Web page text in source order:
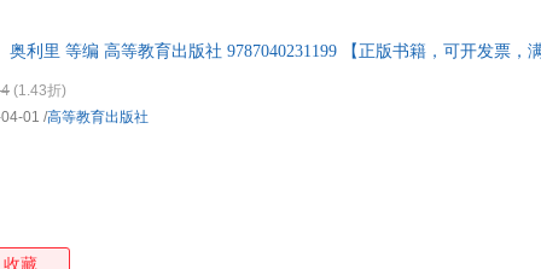
类型；因特网，网络与电子商务；私密性，安全，人机工
奥利里 等编 高等教育出版社 9787040231199 【正版书籍，可开发票，
(1.43折)
01 /高等教育出版社
收藏